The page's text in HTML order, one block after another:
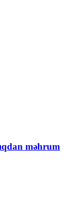
məhrum